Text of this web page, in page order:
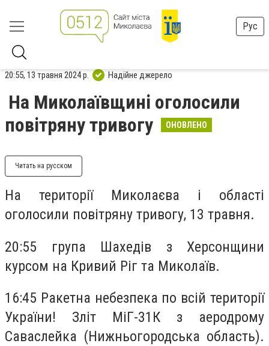
Рус
20:55, 13 травня 2024 р. Надійне джерело
На Миколаївщині оголосили
повітряну тривогу
ОНОВЛЕНО
Читать на русском
На території Миколаєва і області
оголосили повітряну тривогу, 13 травня.
20:55 група Шахедів з Херсонщини
курсом на Кривий Ріг та Миколаїв.
16:45 Ракетна небезпека по всій території
України! Зліт МіГ-31К з аеродрому
Саваслейка (Нижньогородська область).